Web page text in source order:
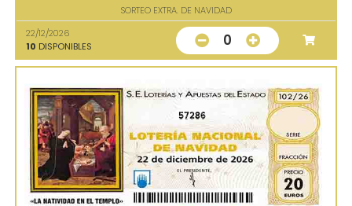
SORTEO EXTRA. DE NAVIDAD
22/12/2026
10 DISPONIBLES 0
57286